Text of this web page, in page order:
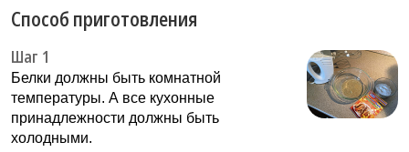
Способ приготовления
Шаг 1
Белки должны быть комнатной
температуры. А все кухонные
принадлежности должны быть
холодными.